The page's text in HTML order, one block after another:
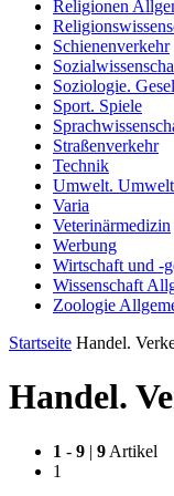
Religionen
Schienenverkehr
Soziologie.
Sport. Spiele
Straßenverkehr
Technik
Umwelt.
Varia
Veterinärmedizin
Werbung
Wirtschaft und -
Wissenschaft
Zoologie
Startseite Handel.
Handel.
1 - 9 | 9 Artikel
1